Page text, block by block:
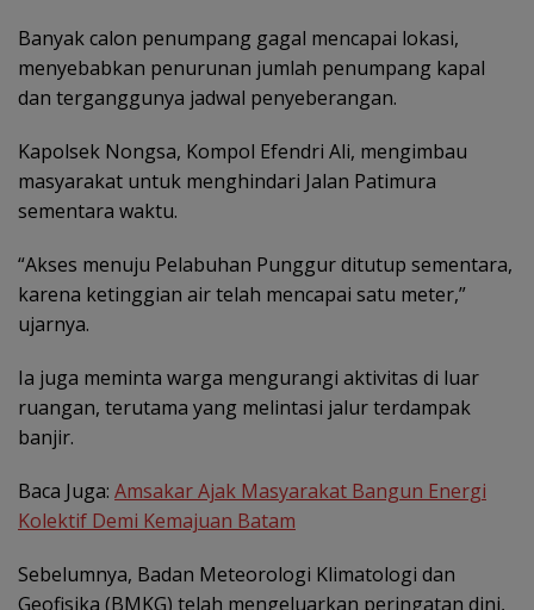
Banyak calon penumpang gagal mencapai lokasi,
menyebabkan penurunan jumlah penumpang kapal
dan terganggunya jadwal penyeberangan.
Kapolsek Nongsa, Kompol Efendri Ali, mengimbau
masyarakat untuk menghindari Jalan Patimura
sementara waktu.
“Akses menuju Pelabuhan Punggur ditutup sementara,
karena ketinggian air telah mencapai satu meter,”
ujarnya.
Ia juga meminta warga mengurangi aktivitas di luar
ruangan, terutama yang melintasi jalur terdampak
banjir.
Baca Juga: Amsakar Ajak Masyarakat Bangun Energi
Kolektif Demi Kemajuan Batam
Sebelumnya, Badan Meteorologi Klimatologi dan
Geofisika (BMKG) telah mengeluarkan peringatan dini,